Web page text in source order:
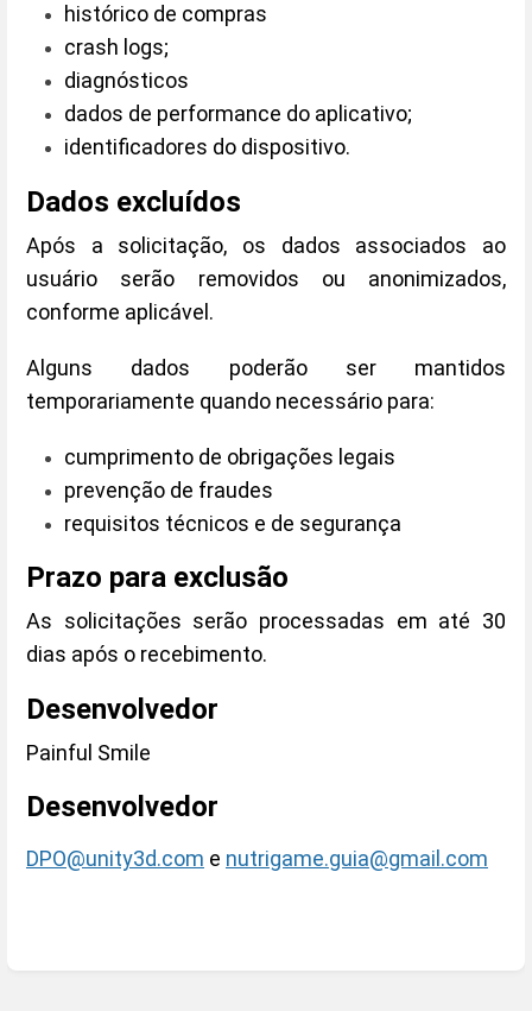
histórico de compras
crash logs;
diagnósticos
dados de performance do aplicativo;
identificadores do dispositivo.
Dados excluídos
Após a solicitação, os dados associados ao
usuário serão removidos ou anonimizados,
conforme aplicável.
Alguns dados poderão ser mantidos
temporariamente quando necessário para:
cumprimento de obrigações legais
prevenção de fraudes
requisitos técnicos e de segurança
Prazo para exclusão
As solicitações serão processadas em até 30
dias após o recebimento.
Desenvolvedor
Painful Smile
Desenvolvedor
DPO@unity3d.com e nutrigame.guia@gmail.com